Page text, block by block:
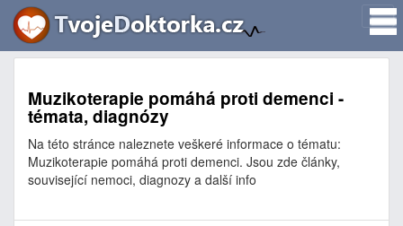
Muzikoterapie pomáhá proti demenci -
témata, diagnózy
Na této stránce naleznete veškeré informace o tématu:
Muzikoterapie pomáhá proti demenci. Jsou zde články,
související nemoci, diagnozy a další info